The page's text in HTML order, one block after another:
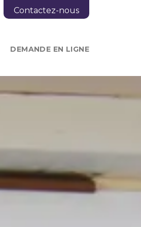
Contactez-nous
DEMANDE EN LIGNE